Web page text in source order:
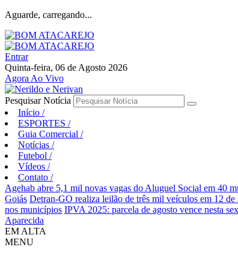
Aguarde, carregando...
Entrar
Quinta-feira, 06 de Agosto 2026
Agora Ao Vivo
Pesquisar Notícia
Início /
ESPORTES /
Guia Comercial /
Notícias /
Futebol /
Vídeos /
Contato /
Agehab abre 5,1 mil novas vagas do Aluguel Social em 40
Goiás Detran-GO realiza leilão de três mil veículos em 12 de
nos municípios IPVA 2025: parcela de agosto vence nesta
Aparecida
EM ALTA
MENU